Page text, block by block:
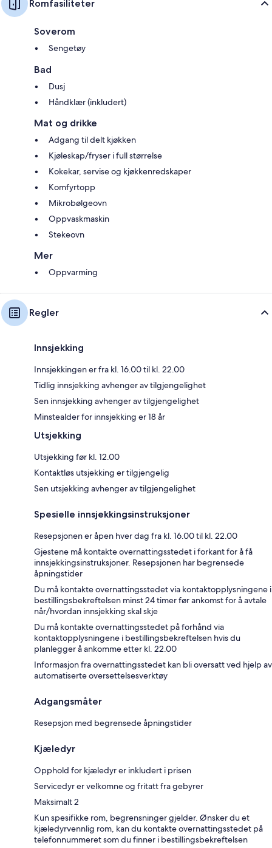
Romfasiliteter
Soverom
Sengetøy
Bad
Dusj
Håndklær (inkludert)
Mat og drikke
Adgang til delt kjøkken
Kjøleskap/fryser i full størrelse
Kokekar, servise og kjøkkenredskaper
Komfyrtopp
Mikrobølgeovn
Oppvaskmaskin
Stekeovn
Mer
Oppvarming
Regler
Innsjekking
Innsjekkingen er fra kl. 16.00 til kl. 22.00
Tidlig innsjekking avhenger av tilgjengelighet
Sen innsjekking avhenger av tilgjengelighet
Minstealder for innsjekking er 18 år
Utsjekking
Utsjekking før kl. 12.00
Kontaktløs utsjekking er tilgjengelig
Sen utsjekking avhenger av tilgjengelighet
Spesielle innsjekkingsinstruksjoner
Resepsjonen er åpen hver dag fra kl. 16.00 til kl. 22.00
Gjestene må kontakte overnattingsstedet i forkant for å få
innsjekkingsinstruksjoner. Resepsjonen har begrensede
åpningstider
Du må kontakte overnattingsstedet via kontaktopplysningene i
bestillingsbekreftelsen minst 24 timer før ankomst for å avtale
når/hvordan innsjekking skal skje
Du må kontakte overnattingsstedet på forhånd via
kontaktopplysningene i bestillingsbekreftelsen hvis du
planlegger å ankomme etter kl. 22.00
Informasjon fra overnattingsstedet kan bli oversatt ved hjelp av
automatiserte oversettelsesverktøy
Adgangsmåter
Resepsjon med begrensede åpningstider
Kjæledyr
Opphold for kjæledyr er inkludert i prisen
Servicedyr er velkomne og fritatt fra gebyrer
Maksimalt 2
Kun spesifikke rom, begrensninger gjelder. Ønsker du et
kjæledyrvennlig rom, kan du kontakte overnattingsstedet på
telefonnummeret som du finner i bestillingsbekreftelsen